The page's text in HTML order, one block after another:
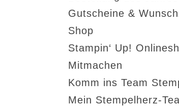
Gutscheine &
Shop
Stampin‘ Up!
Mitmachen
Komm ins Team
Mein Stempelherz-